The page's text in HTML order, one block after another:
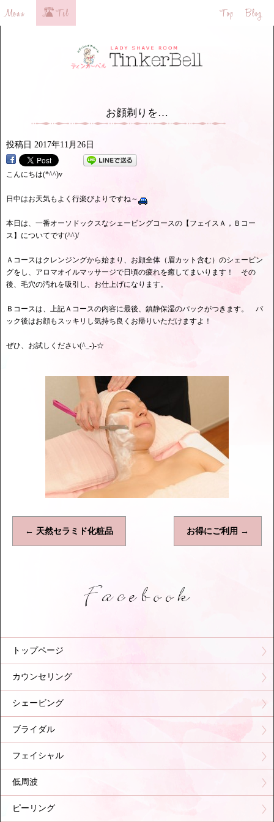
お顔剃りを…
投稿日 2017年11月26日
こんにちは(*^^)v
日中はお天気もよく行楽びよりですね～
本日は、一番オーソドックスなシェービングコースの【フェイスＡ，Ｂコー
ス】についてです(^^)/
Ａコースはクレンジングから始まり、お顔全体（眉カット含む）のシェービン
グをし、アロマオイルマッサージで日頃の疲れを癒してまいります！ その
後、毛穴の汚れを吸引し、お仕上げになります。
Ｂコースは、上記Ａコースの内容に最後、鎮静保湿のパックがつきます。 パ
ック後はお顔もスッキリし気持ち良くお帰りいただけますよ！
ぜひ、お試しください(^_-)-☆
← 天然セラミド化粧品 お得にご利用 →
トップページ
カウンセリング
シェービング
ブライダル
フェイシャル
低周波
ピーリング